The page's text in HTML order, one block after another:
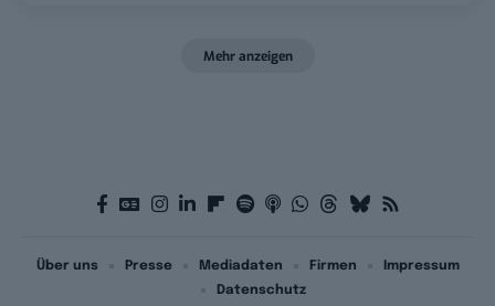
Mehr anzeigen
Über uns Presse Mediadaten Firmen
Impressum
Datenschutz